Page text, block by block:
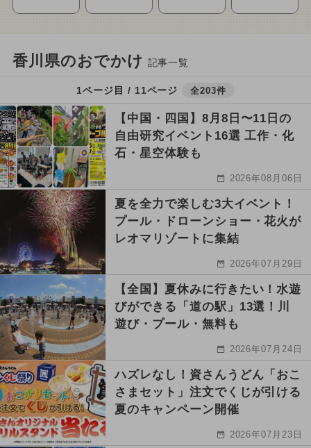
香川県のおでかけ 記事一覧
1ページ目 / 11ページ 全203件
【中国・四国】8月8日〜11日の
自由研究イベント16選 工作・化
石・星空体験も
2026年08月06日
夏を全力で楽しむ3大イベント！
プール・ドローンショー・花火が
レオマリゾートに集結
2026年07月29日
【全国】夏休みに行きたい！水遊
びができる「道の駅」13選！川
遊び・プール・無料も
2026年07月24日
ハズレなし！資さんうどん「おこ
さまセット」注文でくじが引ける
夏のキャンペーン開催
2026年07月23日